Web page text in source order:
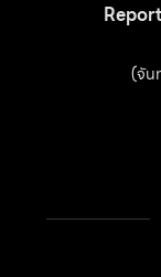
(จัน